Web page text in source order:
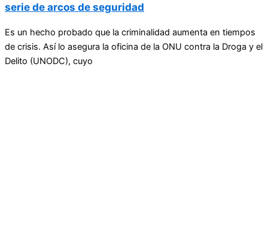
serie de arcos de seguridad
Es un hecho probado que la criminalidad aumenta en tiempos
de crisis. Así lo asegura la oficina de la ONU contra la Droga y el
Delito (UNODC), cuyo